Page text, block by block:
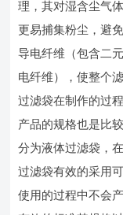
理，其对湿含尘气
更易捕集粉尘，避
导电纤维（包含二
电纤维），使整个
过滤袋在制作的过
产品的规格也是比
分为液体过滤袋，
过滤袋有效的采用
使用的过程中不会